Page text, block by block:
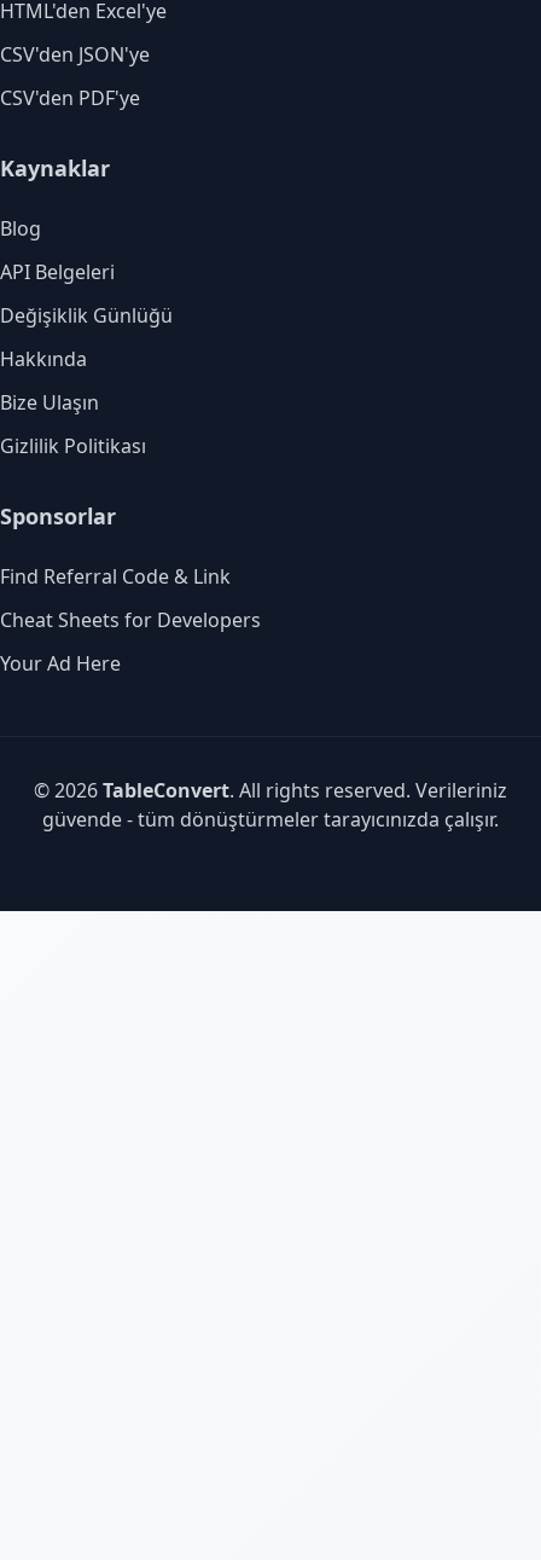
HTML'den Excel'ye
CSV'den JSON'ye
CSV'den PDF'ye
Kaynaklar
Blog
API Belgeleri
Değişiklik Günlüğü
Hakkında
Bize Ulaşın
Gizlilik Politikası
Sponsorlar
Find Referral Code & Link
Cheat Sheets for Developers
Your Ad Here
© 2026TableConvert. All rights reserved. Verileriniz
güvende - tüm dönüştürmeler tarayıcınızda çalışır.